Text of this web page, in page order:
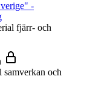
-
fjärr- och
och